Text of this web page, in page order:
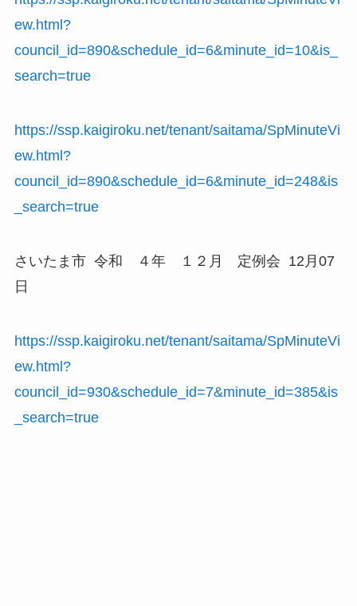
ew.html?
council_id=890&schedule_id=6&minute_id=10&is_
search=true
https://ssp.kaigiroku.net/tenant/saitama/SpMinuteVi
ew.html?
council_id=890&schedule_id=6&minute_id=248&is
_search=true
さいたま市 令和 ４年 １２月 定例会 12月07
日
https://ssp.kaigiroku.net/tenant/saitama/SpMinuteVi
ew.html?
council_id=930&schedule_id=7&minute_id=385&is
_search=true